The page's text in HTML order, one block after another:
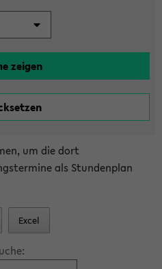
um die dort
als Stundenplan
Excel